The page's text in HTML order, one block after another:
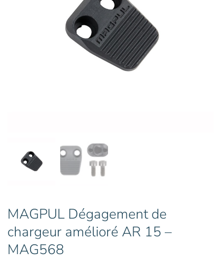
MAGPUL Dégagement de
chargeur amélioré AR 15 –
MAG568